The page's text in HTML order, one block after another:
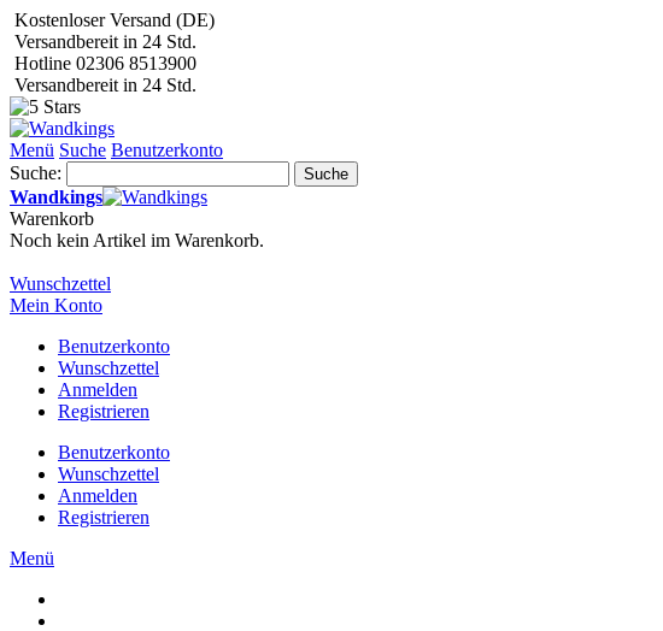
Kostenloser Versand (DE)
Versandbereit in 24 Std.
Hotline 02306 8513900
Versandbereit in 24 Std.
Menü Suche Benutzerkonto
Suche:
Suche
Wandkings
Warenkorb
Noch kein Artikel im Warenkorb.
Wunschzettel
Mein Konto
Benutzerkonto
Wunschzettel
Anmelden
Registrieren
Benutzerkonto
Wunschzettel
Anmelden
Registrieren
Menü